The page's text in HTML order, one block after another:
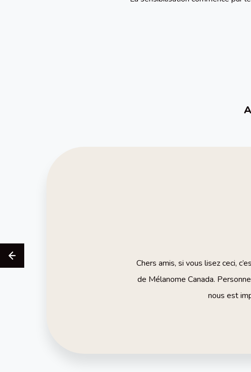
Chers amis, si vous lisez ceci,
de Mélanome Canada.
nous est